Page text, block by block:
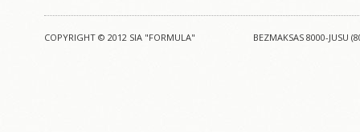
COPYRIGHT © 2012 SIA "FORMULA" BEZMAKSAS 8000-JUSU